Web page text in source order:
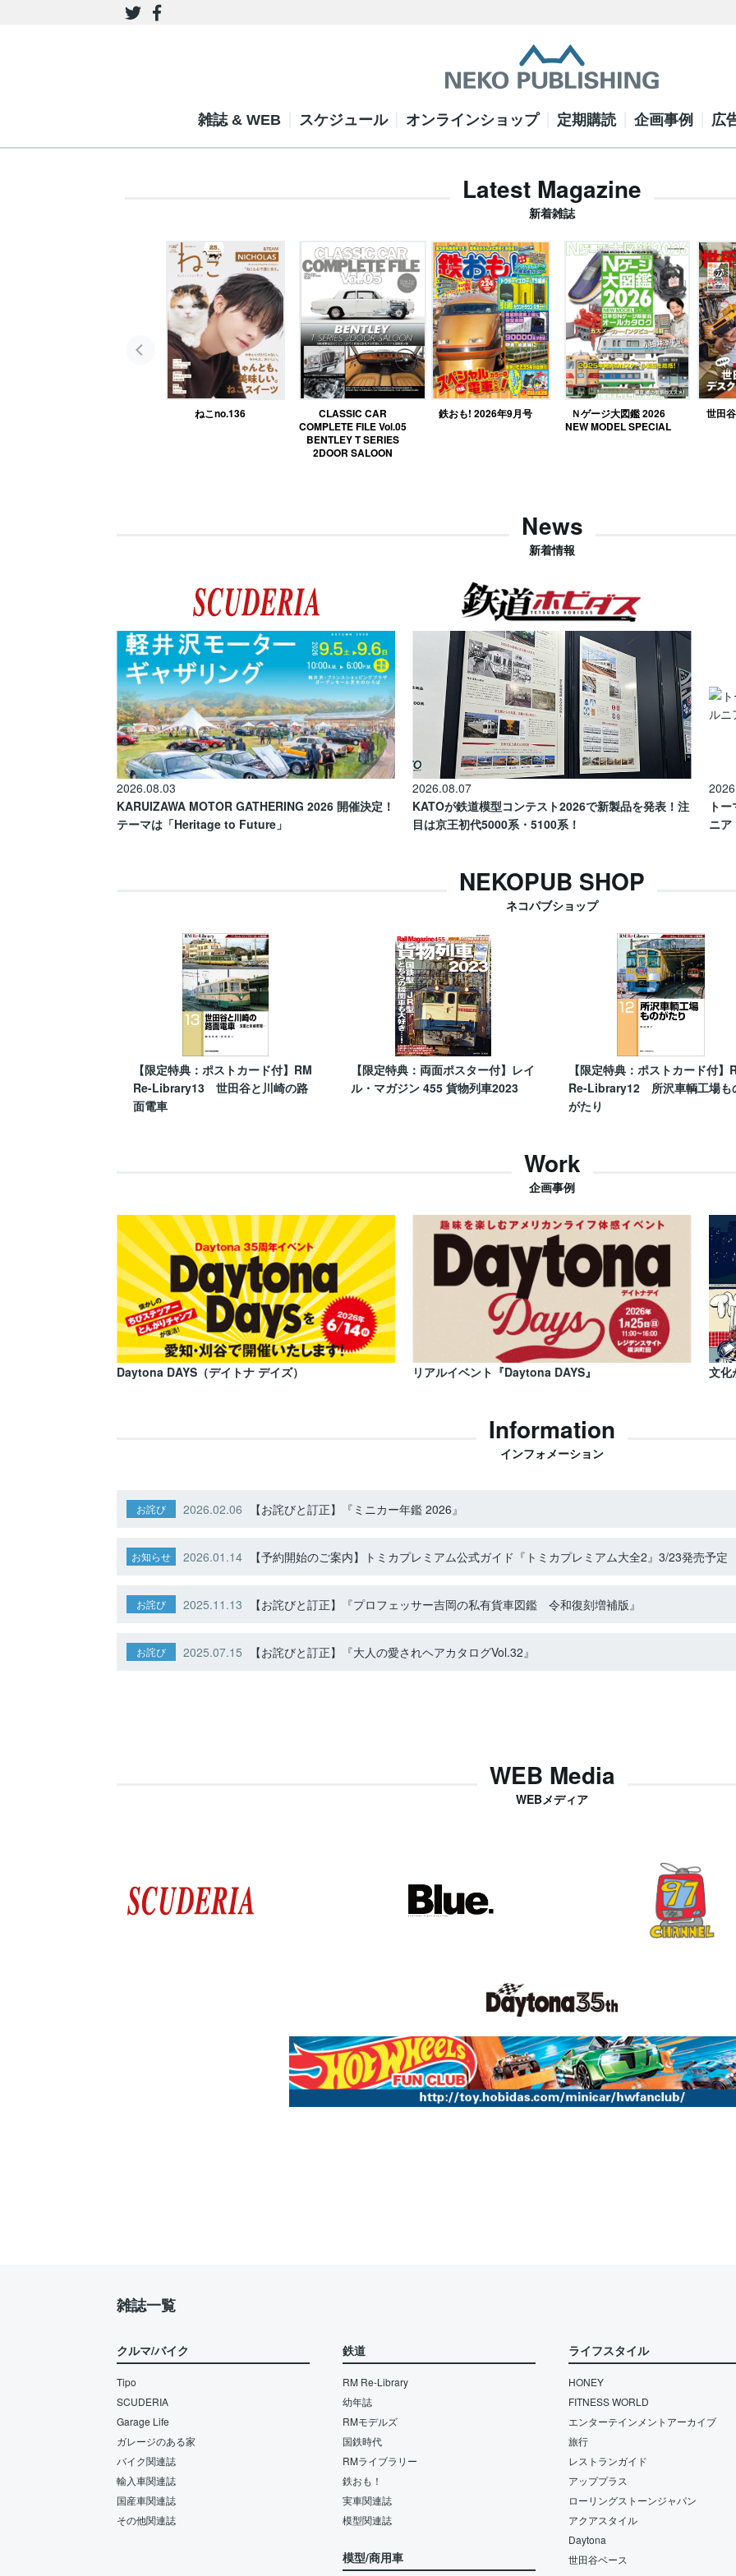
雑誌 & WEB スケジュール オンラインショップ 定期購読 企画事例 広
Latest Magazine
新着雑誌
ねこno.136
CLASSIC CAR
COMPLETE FILE Vol.05
BENTLEY T SERIES
2DOOR SALOON
鉄おも! 2026年9月号
Ｎゲージ大図鑑 2026
NEW MODEL SPECIAL
世田
News
新着情報
2026.08.03
KARUIZAWA MOTOR GATHERING 2026 開催決定！
テーマは「Heritage to Future」
2026.08.07
KATOが鉄道模型コンテスト2026で新製品を発表！注
目は京王初代5000系・5100系！
ト
ニア
NEKOPUB SHOP
ネコパブショップ
【限定特典：ポストカード付】RM
Re-Library13 世田谷と川崎の路
面電車
【限定特典：両面ポスター付】レイ
ル・マガジン 455 貨物列車2023
【限定特典：ポストカード付】
Re-Library12 所沢車輌工場も
がたり
Work
企画事例
Daytona DAYS（デイトナ デイズ） リアルイベント『Daytona DAYS』 文化
Information
インフォメーション
お詫び 2026.02.06 【お詫びと訂正】『ミニカー年鑑 2026』
お知らせ 2026.01.14 【予約開始のご案内】トミカプレミアム公式ガイド『トミカプレミアム大全2』3/23発売予定
お詫び 2025.11.13 【お詫びと訂正】『プロフェッサー吉岡の私有貨車図鑑 令和復刻増補版』
お詫び 2025.07.15 【お詫びと訂正】『大人の愛されヘアカタログVol.32』
WEB Media
WEBメディア
雑誌一覧
クルマ/バイク
Tipo
SCUDERIA
Garage Life
ガレージのある家
バイク関連誌
輸入車関連誌
国産車関連誌
その他関連誌
鉄道
RM Re-Library
幼年誌
RMモデルズ
国鉄時代
RMライブラリー
鉄おも！
実車関連誌
模型関連誌
模型/商用車
ライフスタイル
HONEY
FITNESS WORLD
エンターテインメントアーカイブ
旅行
レストランガイド
アッププラス
ローリングストーンジャパン
アクアスタイル
Daytona
世田谷ベース